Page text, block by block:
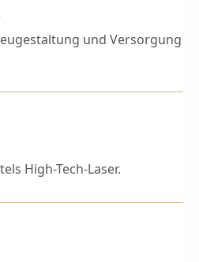
und Versorgung
High-Tech-Laser.